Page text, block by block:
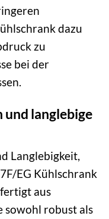
dazu
zu
bei der
langlebige
Langlebigkeit,
EG Kühlschrank
aus
sowohl robust als